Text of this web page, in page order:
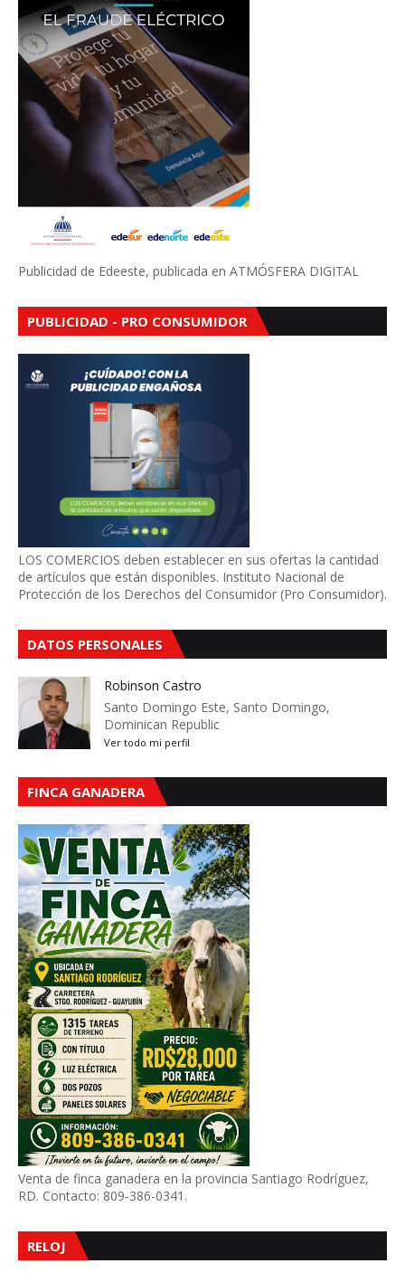
Publicidad de Edeeste, publicada en ATMÓSFERA DIGITAL
PUBLICIDAD - PRO CONSUMIDOR
LOS COMERCIOS deben establecer en sus ofertas la cantidad
de artículos que están disponibles. Instituto Nacional de
Protección de los Derechos del Consumidor (Pro Consumidor).
DATOS PERSONALES
Robinson Castro
Santo Domingo Este, Santo Domingo,
Dominican Republic
Ver todo mi perfil
FINCA GANADERA
Venta de finca ganadera en la provincia Santiago Rodríguez,
RD. Contacto: 809-386-0341.
RELOJ